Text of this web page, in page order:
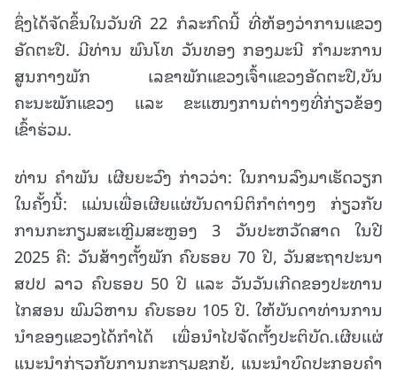
ຊຶ່ງໄດ້ຈັດຂຶ້ນໃນວັນທີ 22 ກໍລະກົດນີ້ ທີ່ຫ້ອງວ່າການແຂວງ
ອັດຕະປື. ມີທ່ານ ພົນໂທ ວັນທອງ ກອງມະນີ ກຳມະການ
ສູນກາງພັກ ເລຂາພັກແຂວງເຈົ້າແຂວງອັດຕະປື,ບັນ
ຄະນະພັກແຂວງ ແລະ ຂະແໜງການຕ່າງໆທີ່ກ່ຽວຂ້ອງ
ເຂົ້າຮ່ວມ.
ທ່ານ ຄໍາພັນ ເຜີຍຍະວົງ ກ່າວວ່າ: ໃນການລົງມາເຮັດວຽກ
ໃນຄັ້ງນີ້: ແມ່ນເພື່ອເຜີຍແຜ່ບັນດານິຕິກໍາຕ່າງໆ ກ່ຽວກັບ
ການກະກຽມສະເຫຼີມສະຫຼອງ 3 ວັນປະຫວັດສາດ ໃນປີ
2025 ຄື: ວັນສ້າງຕັ້ງພັກ ຄົບຮອບ 70 ປີ, ວັນສະຖາປະນາ
ສປປ ລາວ ຄົບຮອບ 50 ປີ ແລະ ວັນວັນເກີດຂອງປະທານ
ໄກສອນ ພົມວິຫານ ຄົບຮອບ 105 ປີ. ໃຫ້ບັນດາທ່ານການ
ນໍາຂອງແຂວງໄດ້ກໍາໄດ້ ເພື່ອນໍາໄປຈັດຕັ້ງປະຕິບັດ.ເຜີຍແຜ່
ແນະນໍາກ່ຽວກັບການກະກຽມຊຸກຍູ້, ແນະນໍາບົດປະກອບຄໍາ